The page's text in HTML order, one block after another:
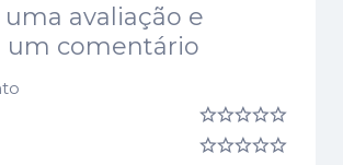
uma avaliação e
um comentário